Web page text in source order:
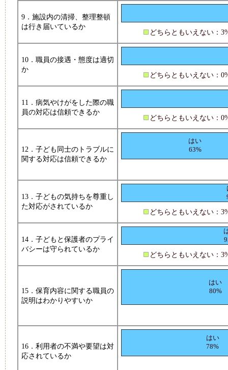
9．施設内の清掃、整理整頓
は行き届いているか
どちらともいえない：
10．職員の接遇・態度は適切
か
どちらともいえない：
11．病気やけがをした際の職
員の対応は信頼できるか
どちらともいえない：
12．子ども同士のトラブルに
関する対応は信頼できるか
はい
63%
13．子どもの気持ちを尊重し
た対応がされているか
どちらともいえない：
14．子どもと保護者のプライ
バシーは守られているか
どちらともいえない：
15．保育内容に関する職員の
説明はわかりやすいか
はい
80%
16．利用者の不満や要望は対
応されているか
はい
78%